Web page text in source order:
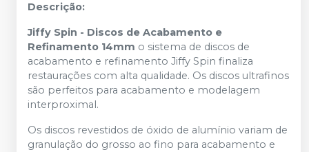
Descrição:
Jiffy Spin - Discos de Acabamento e
Refinamento 14mm o sistema de discos de
acabamento e refinamento Jiffy Spin finaliza
restaurações com alta qualidade. Os discos ultrafinos
são perfeitos para acabamento e modelagem
interproximal.
Os discos revestidos de óxido de alumínio variam de
granulação do grosso ao fino para acabamento e